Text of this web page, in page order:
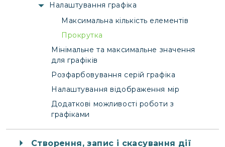
Налаштування графіка
Максимальна кількість елементів
Прокрутка
Мінімальне та максимальне значення
для графіків
Розфарбовування серій графіка
Налаштування відображення мір
Додаткові можливості роботи з
графіками
Створення, запис і скасування дії